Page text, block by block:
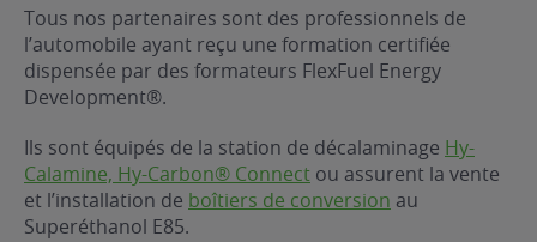
?
gratuit
Tous nos partenaires sont des professionnels de
l’automobile ayant reçu une formation certifiée
dispensée par des formateurs FlexFuel Energy
Development®.
Ils sont équipés de la station de décalaminage Hy-
Calamine, Hy-Carbon® Connect ou assurent la vente
et l’installation de boîtiers de conversion au
Superéthanol E85.